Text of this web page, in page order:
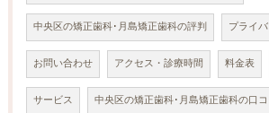
中央区の矯正歯科･月島矯正歯科の評判 プライ
お問い合わせ アクセス・診療時間 料金表
サービス 中央区の矯正歯科･月島矯正歯科の口